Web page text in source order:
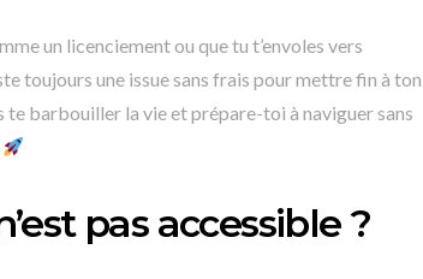
un licenciement ou que tu t’envoles vers
toujours une issue sans frais pour mettre fin à ton
barbouiller la vie et prépare-toi à naviguer sans
pas accessible ?